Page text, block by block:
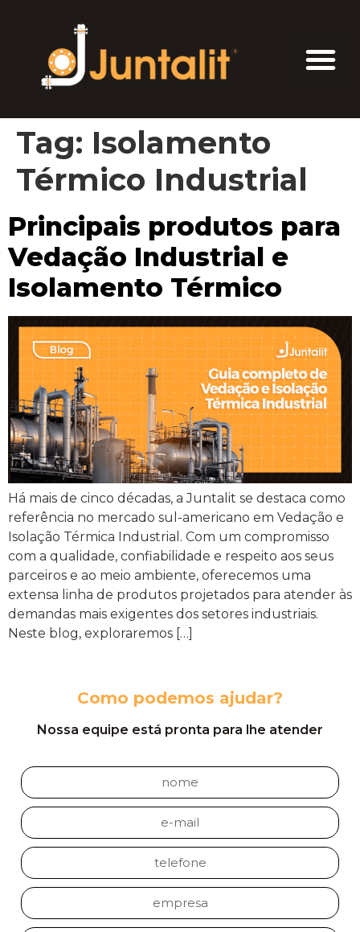
Tag: Isolamento
Térmico Industrial
Principais produtos para
Vedação Industrial e
Isolamento Térmico
Há mais de cinco décadas, a Juntalit se destaca como
referência no mercado sul-americano em Vedação e
Isolação Térmica Industrial. Com um compromisso
com a qualidade, confiabilidade e respeito aos seus
parceiros e ao meio ambiente, oferecemos uma
extensa linha de produtos projetados para atender às
demandas mais exigentes dos setores industriais.
Neste blog, exploraremos […]
Como podemos ajudar?
Nossa equipe está pronta para lhe atender